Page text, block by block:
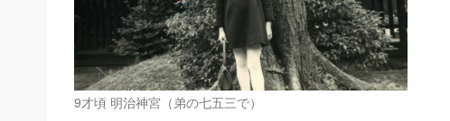
9才頃 明治神宮（弟の七五三で）